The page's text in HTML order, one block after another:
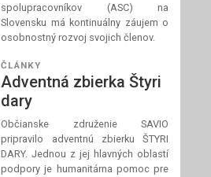
spolupracovníkov (ASC) na
Slovensku má kontinuálny záujem o
osobnostný rozvoj svojich členov.
ČLÁNKY
Adventná zbierka Štyri
dary
Občianske združenie SAVIO
pripravilo adventnú zbierku ŠTYRI
DARY. Jednou z jej hlavných oblastí
podpory je humanitárna pomoc pre